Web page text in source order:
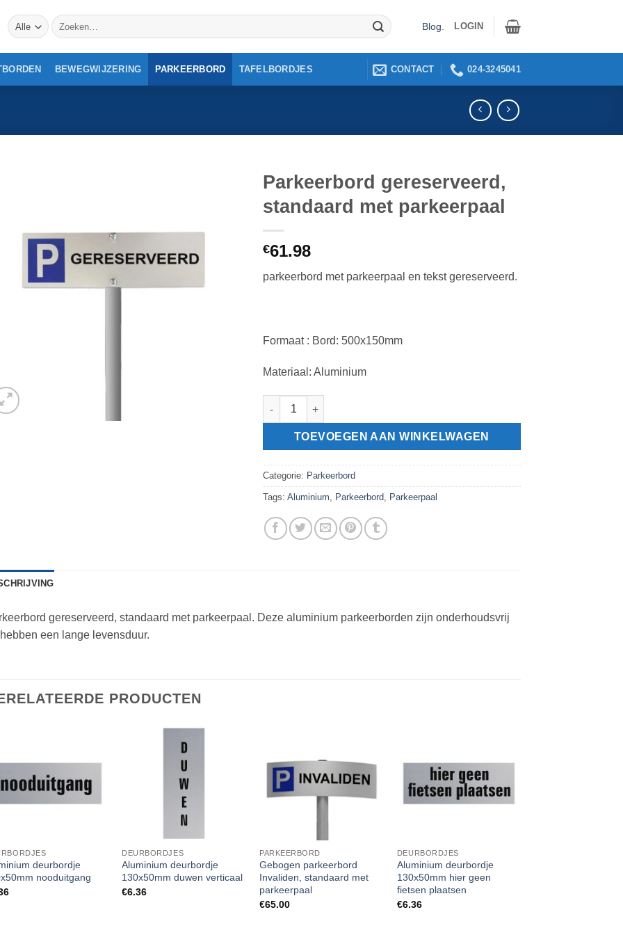
Zoeken
naar:
Blog LOGIN
BEWEGWIJZERING PARKEERBORD TAFELBORDJES CONTACT 024-3245041
Parkeerbord gereserveerd,
standaard met parkeerpaal
€61.98
parkeerbord met parkeerpaal en tekst gereserveerd.
Formaat : Bord: 500x150mm
Materiaal: Aluminium
Parkeerbord gereserveerd, standaard met parkeerpaal aantal
TOEVOEGEN AAN WINKELWAGEN
Categorie: Parkeerbord
Tags:Aluminium, Parkeerbord, Parkeerpaal
gereserveerd, standaard met parkeerpaal. Deze aluminium parkeerborden zijn onderhoudsvrij
een lange levensduur.
PRODUCTEN
deurbordje
nooduitgang
DEURBORDJES
Aluminium deurbordje
130x50mm duwen verticaal
€6.36
PARKEERBORD
Gebogen parkeerbord
Invaliden, standaard met
parkeerpaal
€65.00
DEURBORDJES
Aluminium deurbordje
130x50mm hier geen
fietsen plaatsen
€6.36